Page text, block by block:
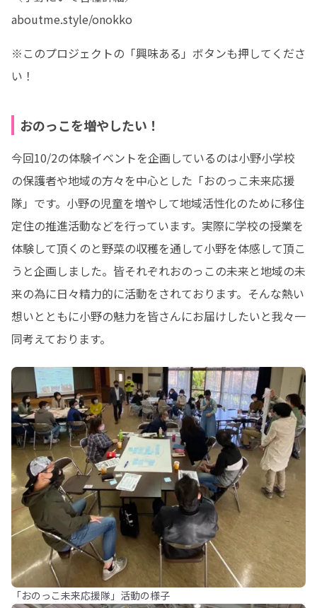
aboutme.style/onokko
※このプロジェクトの「興味ある」ボタンも押してくださ
い！
おのっこを増やしたい！
今回10/2の体験イベントを企画しているのは小野小学校
の保護者や地域の方々を中心とした「おのっこ未来応援
隊」です。小野の児童を増やして地域活性化のために移住
定住の推進活動などを行っています。実際に学校の授業を
体験して頂くのと野菜の収穫を通して小野を体感して頂こ
うと企画しました。皆それぞれおのっこの未来と地域の未
来の為に日々精力的に活動をされております。そんな熱い
想いとともに小野の魅力を皆さんにお届けしたいと我々一
同考えております。
「おのっこ未来応援隊」活動の様子